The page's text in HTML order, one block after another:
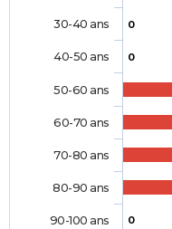
0
0
0
30-40 ans
40-50 ans
50-60 ans
60-70 ans
70-80 ans
80-90 ans
90-100 ans